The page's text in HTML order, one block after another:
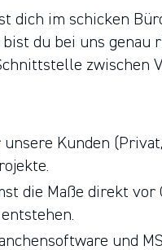
dich im schicken
du bei uns genau
zwischen
Kunden
die Maße direkt vor
und